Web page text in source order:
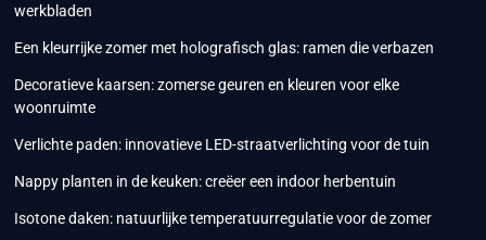
werkbladen
Een kleurrijke zomer met holografisch glas: ramen die verbazen
Decoratieve kaarsen: zomerse geuren en kleuren voor elke
woonruimte
Verlichte paden: innovatieve LED-straatverlichting voor de tuin
Nappy planten in de keuken: creëer een indoor herbentuin
Isotone daken: natuurlijke temperatuurregulatie voor de zomer